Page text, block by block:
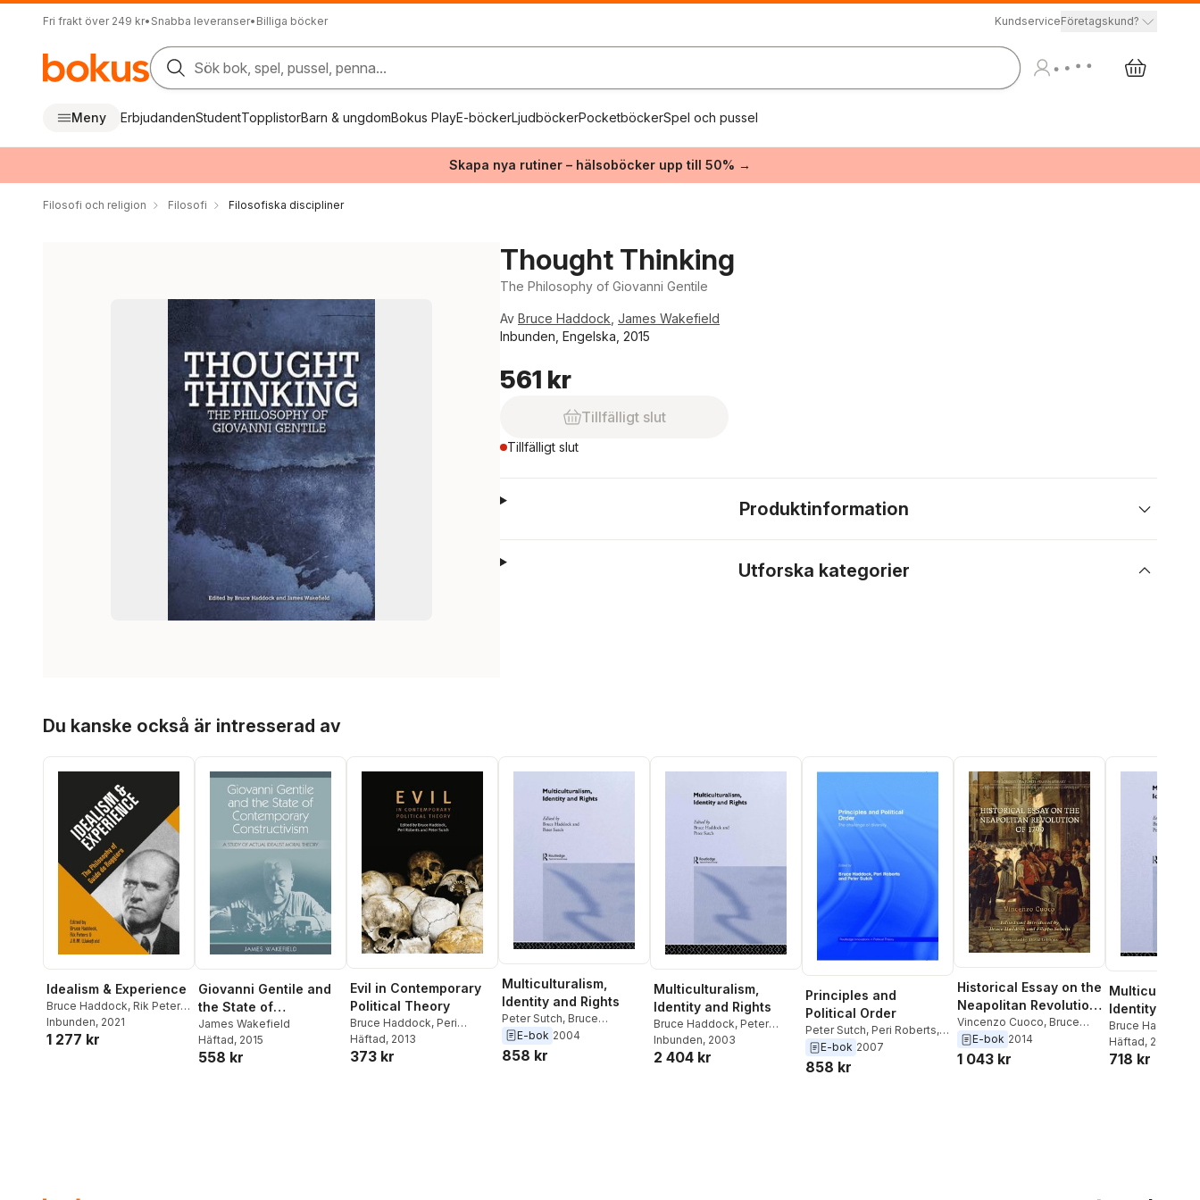
Fri frakt över 249 kr• Snabba leveranser• Billiga böcker KundserviceFöretagskund?
Sök bok, spel, pussel, penna...
Meny ErbjudandenStudentTopplistorBarn & ungdomBokus PlayE-böckerLjudböckerPocketböckerSpel och pussel
Skapa nya rutiner – hälsoböcker upp till 50% →
Filosofi och religion Filosofi Filosofiska discipliner
Thought Thinking
The Philosophy of Giovanni Gentile
Av Bruce Haddock James Wakefield
Inbunden, Engelska, 2015
561 kr
Tillfälligt slut
Tillfälligt slut
Produktinformation
Utforska kategorier
Du kanske också är intresserad av
Idealism & Experience
Bruce Haddock, Rik Peters ,
James Wakefield
Inbunden, 2021
1 277 kr
Giovanni Gentile and
the State of
Contemporary
Constructivism
James Wakefield
Häftad, 2015
558 kr
Evil in Contemporary
Political Theory
Bruce Haddock, Peri
Roberts ,Peter David
Edward Sutch
Häftad, 2013
373 kr
Multiculturalism,
Identity and Rights
Peter Sutch, Bruce
Haddock
E-bok 2004
858 kr
Multiculturalism,
Identity and Rights
Bruce Haddock, Peter
Sutch
Inbunden, 2003
2 404 kr
Principles and
Political Order
Peter Sutch, Peri Roberts,
Bruce Haddock
E-bok 2007
858 kr
Historical Essay on the
Neapolitan Revolution
of 1799
Vincenzo Cuoco, Bruce
Haddock ,Filippo Sabetti
E-bok 2014
1 043 kr
Identity and
Bruce Haddock
Sutch
Häftad, 2013
718 kr